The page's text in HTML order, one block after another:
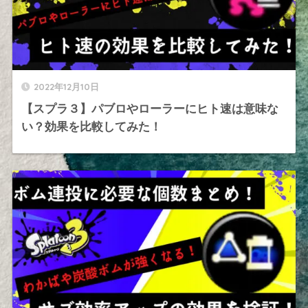
2022年12月10日
【スプラ３】パブロやローラーにヒト速は意味な
い？効果を比較してみた！